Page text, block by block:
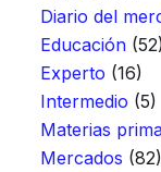
Diario del
Educación
Experto (16)
Intermedio (5)
Materias
Mercados (82)